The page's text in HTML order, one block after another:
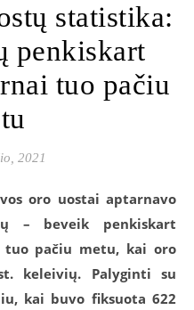
statistika:
penkiskart
tuo pačiu
2021
oro uostai aptarnavo
– beveik penkiskart
tuo pačiu metu, kai oro
keleivių. Palyginti su
kai buvo fiksuota 622